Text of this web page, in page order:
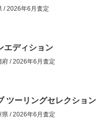
/2026年6月査定
エディション
府 /2026年6月査定
ツーリングセレクション
県 /2026年6月査定